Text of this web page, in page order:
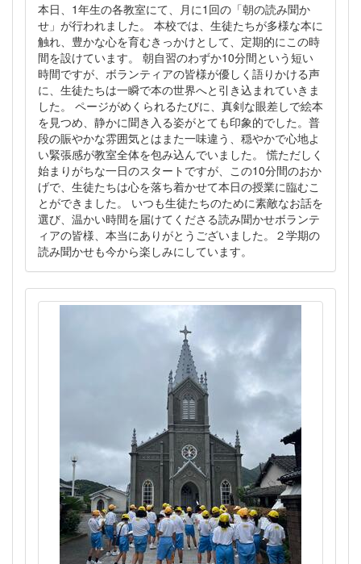
本日、1年生の各教室にて、月に1回の「朝の読み聞か
せ」が行われました。 本校では、生徒たちが多様な本に
触れ、豊かな心を育むきっかけとして、定期的にこの時
間を設けています。 朝自習のわずか10分間という短い
時間ですが、ボランティアの皆様が優しく語りかける声
に、生徒たちは一瞬で本の世界へと引き込まれていきま
した。 ページがめくられるたびに、真剣な眼差しで絵本
を見つめ、静かに聞き入る姿がとても印象的でした。普
段の賑やかな雰囲気とはまた一味違う、穏やかで心地よ
い緊張感が教室全体を包み込んでいました。 慌ただしく
始まりがちな一日のスタートですが、この10分間のおか
げで、生徒たちは心を落ち着かせて本日の授業に臨むこ
とができました。 いつも生徒たちのために素敵なお話を
選び、温かい時間を届けてくださる読み聞かせボランテ
ィアの皆様、本当にありがとうございました。２学期の
読み聞かせも今から楽しみにしています。